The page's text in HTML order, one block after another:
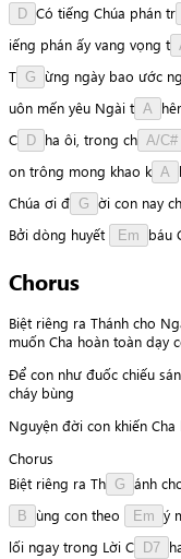
D Có tiếng Chúa phán tr
iếng phán ấy vang vọng t
T G ừng ngày bao ước ng
uôn mến yêu Ngài t A hê
C
D ha ôi, trong ch A/C#
on trông mong khao k A
Chúa ơi đ G ời con nay
Bởi dòng huyết Em báu
Chorus
Biệt riêng ra Thánh cho
muốn Cha hoàn toàn dạy
Để con như đuốc chiếu
cháy bùng
Nguyện đời con khiến
Chorus
Biệt riêng ra Th G ánh
B ùng con theo Em ý
lối ngay trong Lời C D7 h